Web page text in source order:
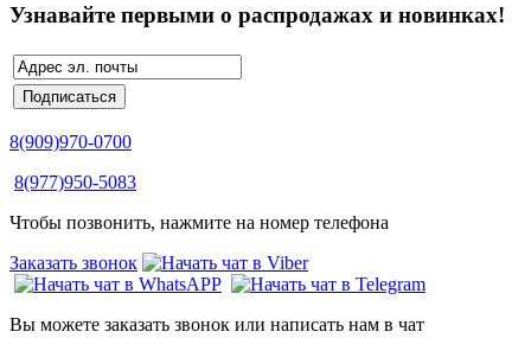
Узнавайте первыми о распродажах и новинках!
8(909)970-0700
8(977)950-5083
Чтобы позвонить, нажмите на номер телефона
Заказать звонок
Вы можете заказать звонок или написать нам в чат